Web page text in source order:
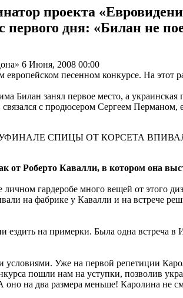
проекта
первого дня: «Билан не
6 Июня, 2008 00:00
европейском песенном конкурсе. На этот
Билан занял первое место, а
с продюсером Сергеем
СПИЦЫ ОТ КОРСЕТА
Роберто Кавалли, в котором она
гардеробе много вещей от этого
на фабрике у Кавалли и на встрече
на примерки. Была одна встреча
Уже на первой репетиции
пошли нам на уступки, позволив
на два размера меньше! Каролина не